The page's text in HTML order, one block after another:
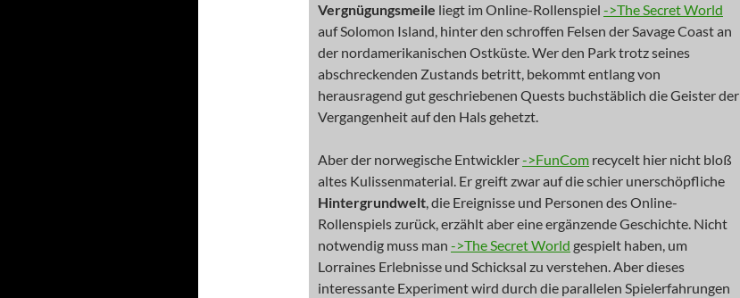
Vergnügungsmeile liegt im Online-Rollenspiel ->The Secret World
auf Solomon Island, hinter den schroffen Felsen der Savage Coast an
der nordamerikanischen Ostküste. Wer den Park trotz seines
abschreckenden Zustands betritt, bekommt entlang von
herausragend gut geschriebenen Quests buchstäblich die Geister der
Vergangenheit auf den Hals gehetzt.
Aber der norwegische Entwickler->FunCom recycelt hier nicht bloß
altes Kulissenmaterial. Er greift zwar auf die schier unerschöpfliche
Hintergrundwelt, die Ereignisse und Personen des Online-
Rollenspiels zurück, erzählt aber eine ergänzende Geschichte. Nicht
notwendig muss man ->The Secret World gespielt haben, um
Lorraines Erlebnisse und Schicksal zu verstehen. Aber dieses
interessante Experiment wird durch die parallelen Spielerfahrungen